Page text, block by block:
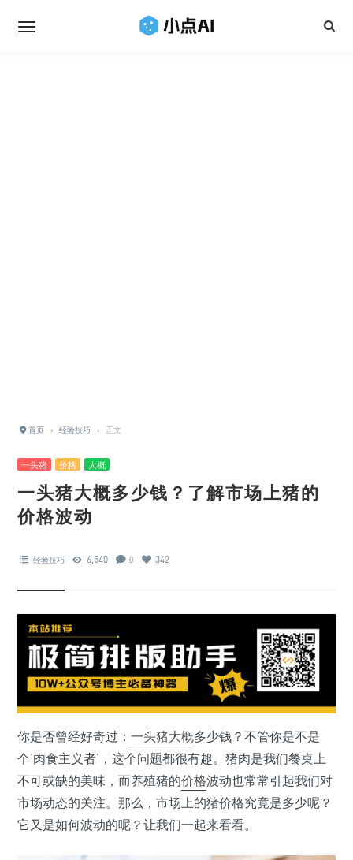
首页 › 经验技巧 › 正文
一头猪 价格 大概
一头猪大概多少钱？了解市场上猪的
价格波动
经验技巧 6,540 0 342
你是否曾经好奇过： 一头猪大概多少钱？不管你是不是
个‘肉食主义者’，这个问题都很有趣。猪肉是我们餐桌上
不可或缺的美味，而养殖猪的价格波动也常常引起我们对
市场动态的关注。那么，市场上的猪价格究竟是多少呢？
它又是如何波动的呢？让我们一起来看看。